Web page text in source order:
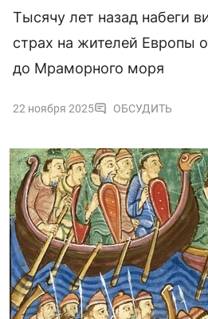
Тысячу лет назад набеги
страх на жителей Европы
до Мраморного моря
22 ноября 2025 ОБСУДИТЬ